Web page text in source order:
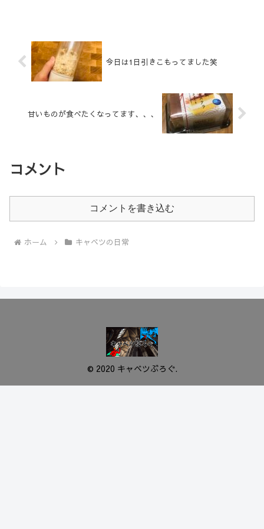
今日は1日引きこもってました笑
甘いものが食べたくなってます、、、
コメント
コメントを書き込む
ホーム キャベツの日常
© 2020 キャベツぶろぐ.